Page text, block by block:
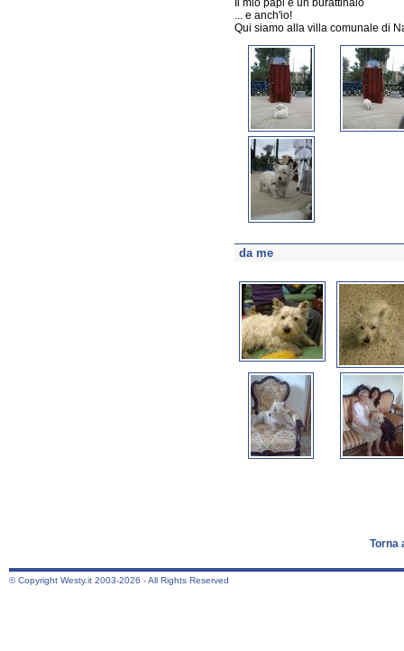
Il mio papi è un burattinaio
... e anch'io!
Qui siamo alla villa comunale di
da me
Torna
© Copyright Westy.it 2003-2026 - All Rights Reserved